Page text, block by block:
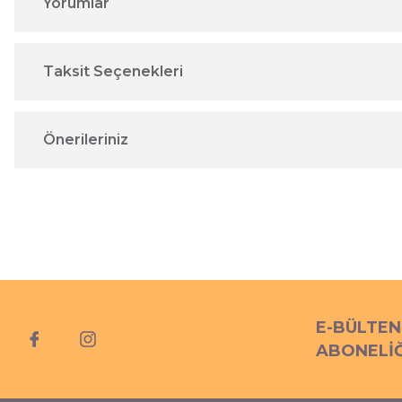
Taksit Seçenekleri
Önerileriniz
E-BÜLTEN